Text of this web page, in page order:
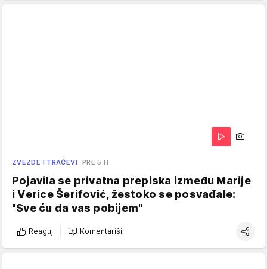
ZVEZDE I TRAČEVI PRE 5 H
Pojavila se privatna prepiska između Marije
i Verice Šerifović, žestoko se posvađale:
"Sve ću da vas pobijem"
Reaguj Komentariši